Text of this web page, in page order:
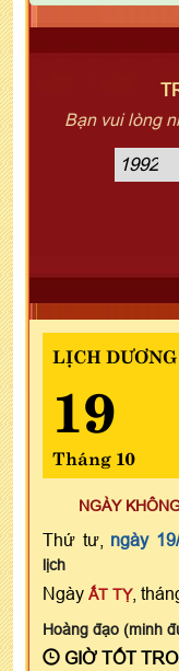
Bạn vui lòng
LỊCH DƯƠNG
19
Tháng 10
NGÀY
Thứ tư, ngày
lịch
Ngày ẤT TỴ,
Hoàng đạo (minh
GIỜ TỐT